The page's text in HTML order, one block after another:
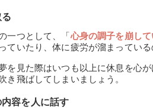
一つとして、「心身の調子を崩して
ていたり、体に疲労が溜まっている
を見た際はいつも以上に休息を心
き飛ばしてしまいましょう。
容を人に話す